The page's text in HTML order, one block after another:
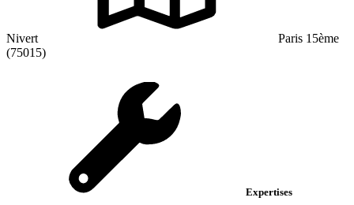
Nivert
Paris 15ème
(75015)
Expertises